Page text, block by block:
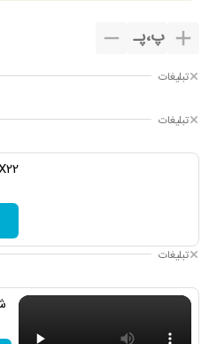
پ،پـ
تبلیغات
تبلیغات
تبلیغات